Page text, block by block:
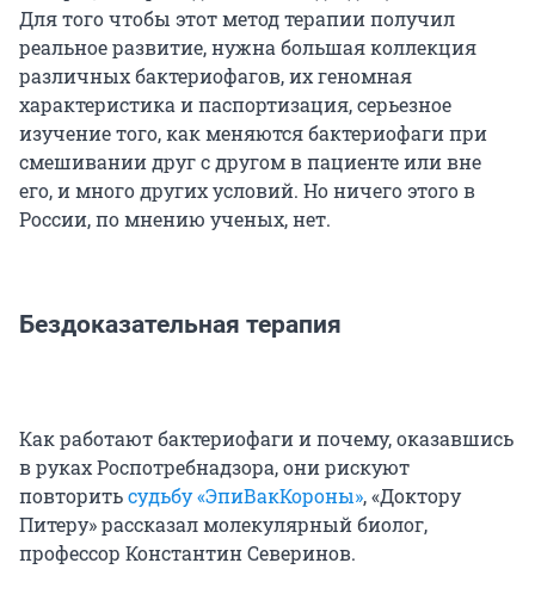
Для того чтобы этот метод терапии получил
реальное развитие, нужна большая коллекция
различных бактериофагов, их геномная
характеристика и паспортизация, серьезное
изучение того, как меняются бактериофаги при
смешивании друг с другом в пациенте или вне
его, и много других условий. Но ничего этого в
России, по мнению ученых, нет.
Бездоказательная терапия
Как работают бактериофаги и почему, оказавшись
в руках Роспотребнадзора, они рискуют
повторитьсудьбу «ЭпиВакКороны», «Доктору
Питеру» рассказал молекулярный биолог,
профессор Константин Северинов.